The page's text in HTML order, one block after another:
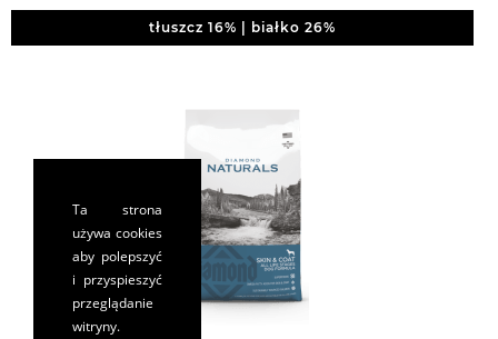
tłuszcz 16% | białko 26%
Ta strona
używa cookies
aby polepszyć
i przyspieszyć
przeglądanie
witryny.